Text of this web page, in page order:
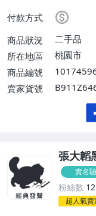
不寄送【
00】
付款方式
商品狀況
二手品
所在地區
桃園市
商品編號
賣家貨號
張大韜
實名
粉絲數
超人氣賣